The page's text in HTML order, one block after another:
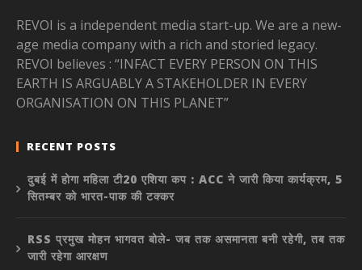
REVOI is a independent media start-up. We are a new-
age media company with a rich and storied legacy.
REVOI believes : “INFACT EVERY PERSON ON THIS
EARTH IS ARGUABLY A STAKEHOLDER IN EVERY
ORGANISATION ON THIS PLANET”
RECENT POSTS
दुबई में होगा महिला टी20 एशिया कप : ACC ने जारी किया कार्यक्रम, 5
सितम्बर को भारत-पाक की टक्कर
RSS प्रमुख मोहन भागवत बोले- जब तक असमानता बनी रहेगी, तब तक
जारी रहेगा आरक्षण